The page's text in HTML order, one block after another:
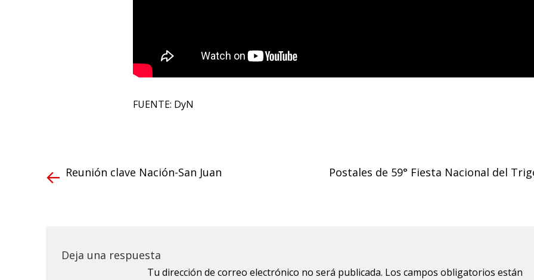
FUENTE: DyN
Reunión clave Nación-San Juan Postales de 59° Fiesta Nacional del
Deja una respuesta
Tu dirección de correo electrónico no será publicada. Los campos obligatorios están